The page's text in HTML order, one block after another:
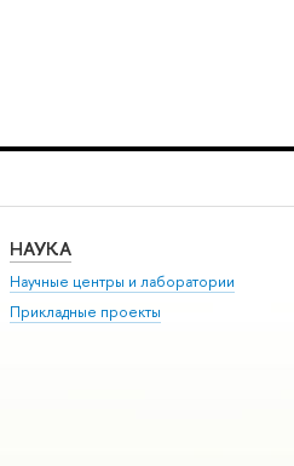
НАУКА
Научные центры и лаборатории
Прикладные проекты